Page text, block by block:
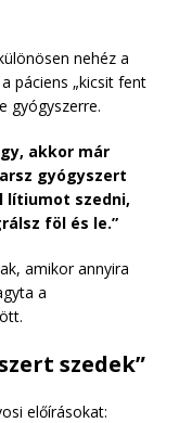
nehéz a
páciens „kicsit fent
gyógyszerre.
akkor már
gyógyszert
lítiumot szedni,
föl és le.”
amikor annyira
a
szedek”
előírásokat: